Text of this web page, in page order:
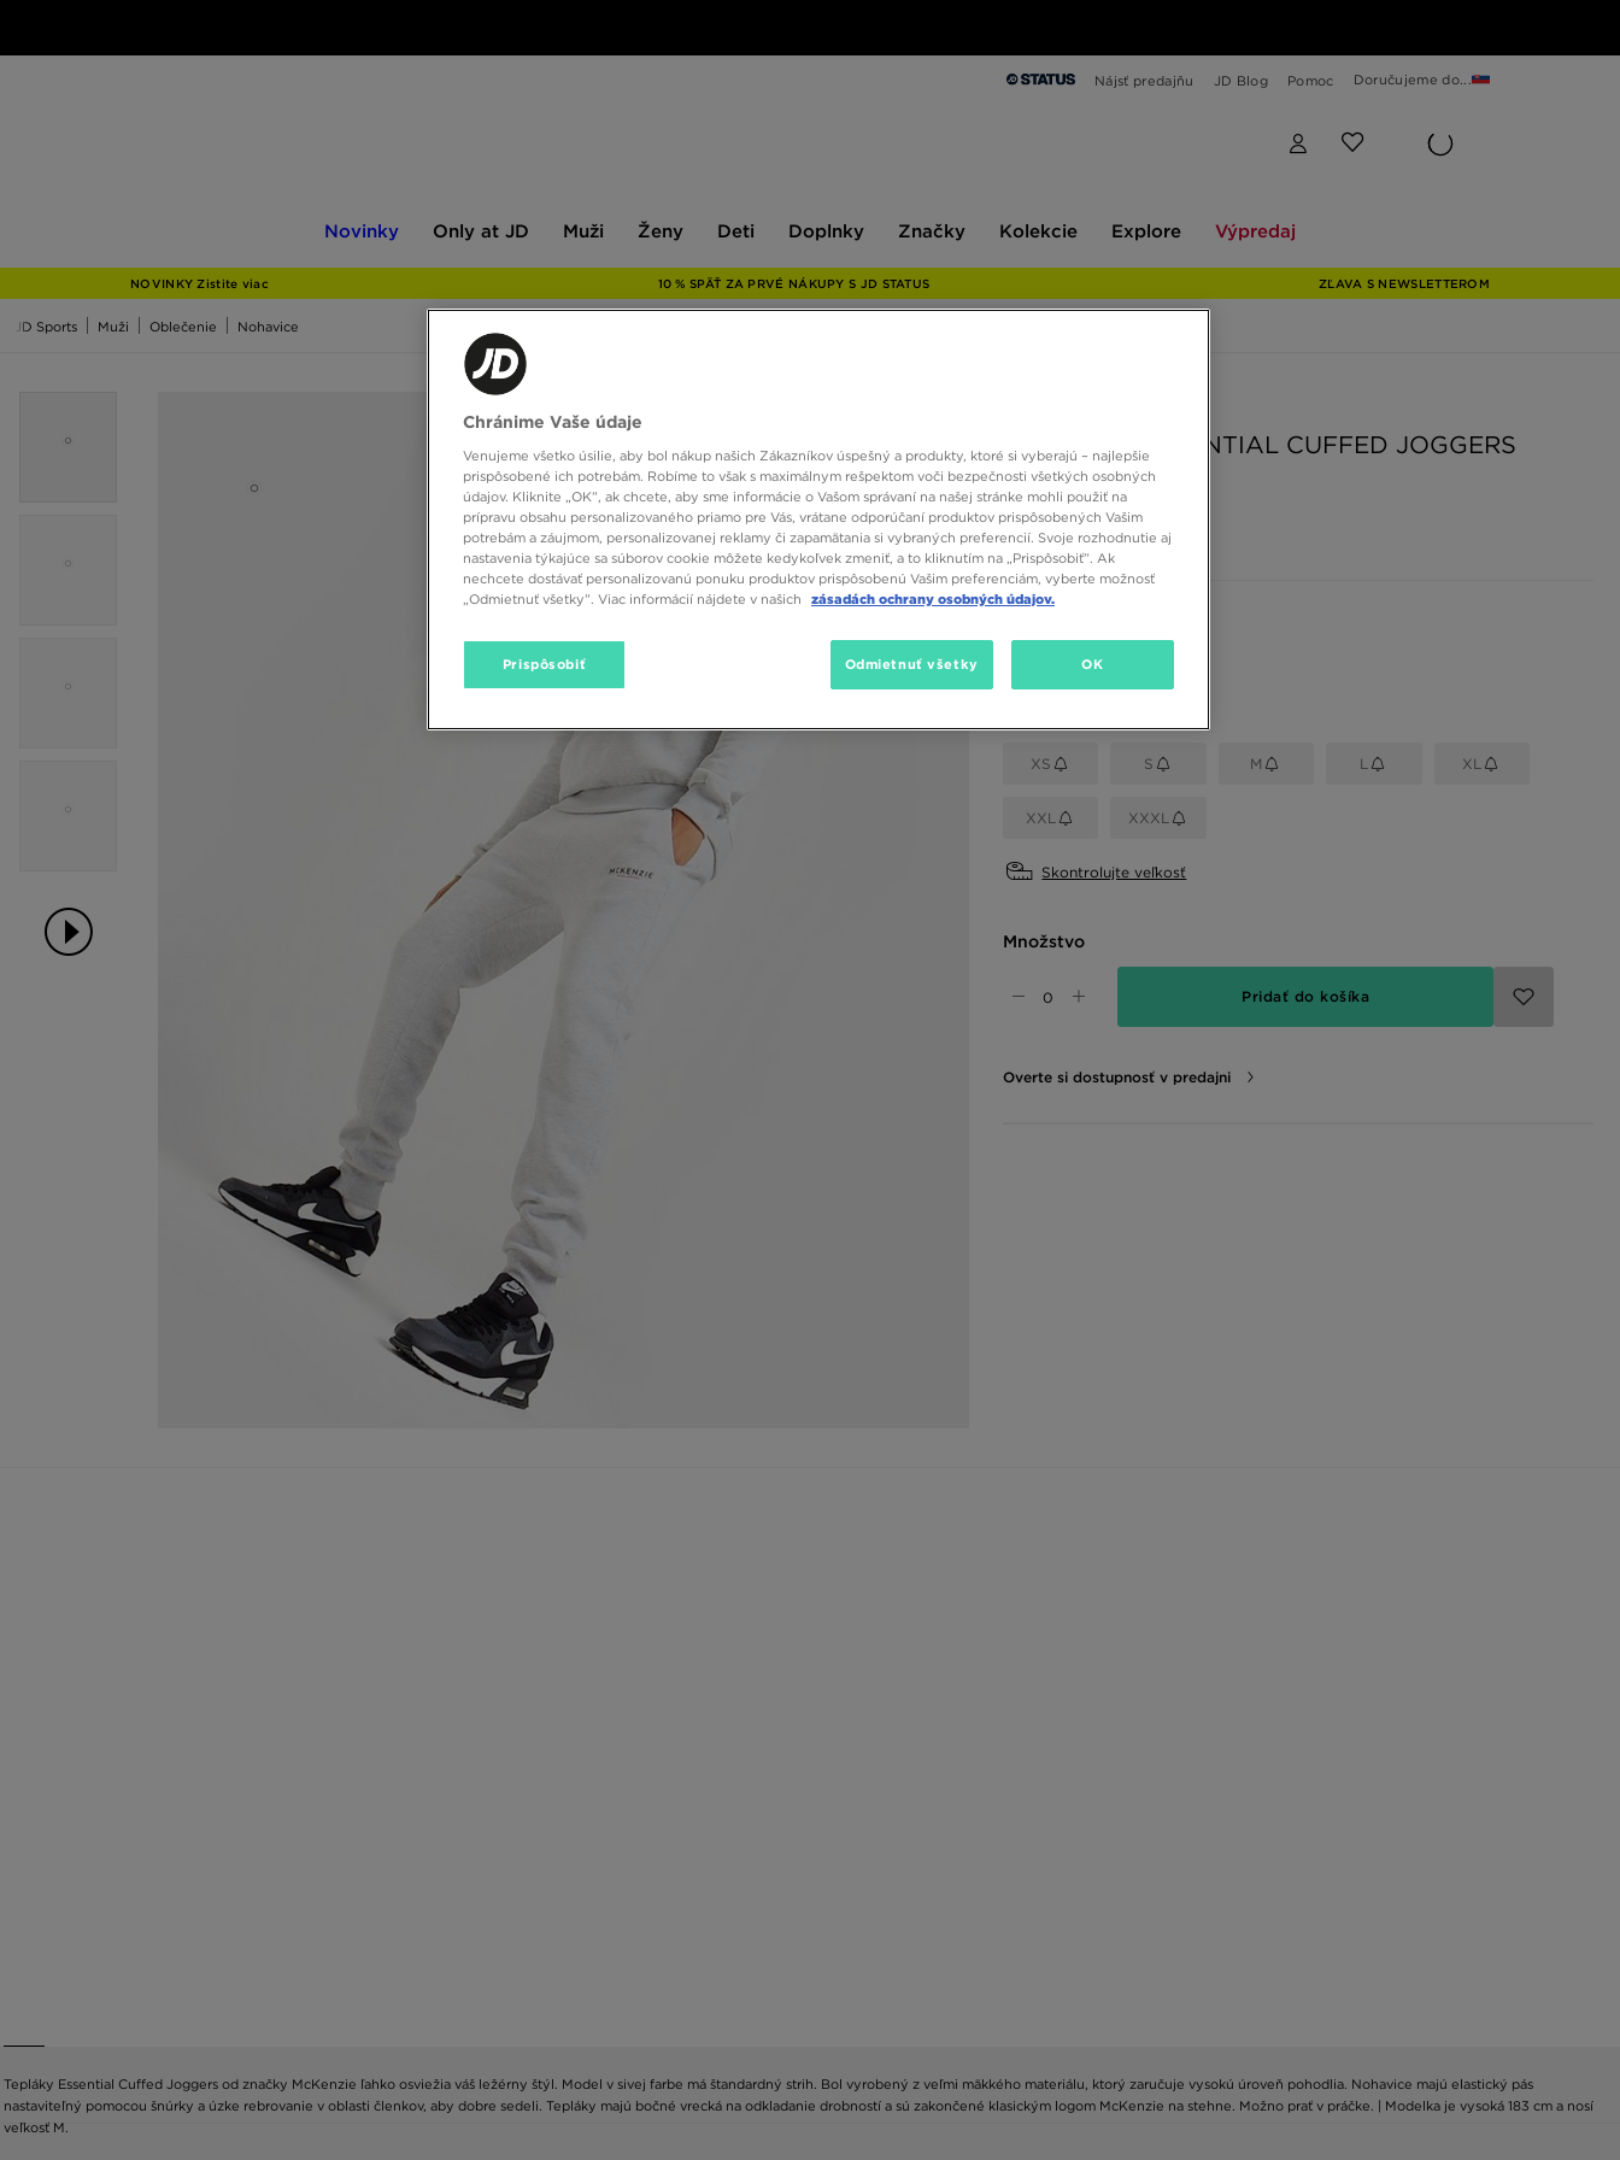
Nájsť predajňu JD Blog Pomoc Doručujeme do...
Novinky
JD
Only at JD Muži Ženy Deti Doplnky Značky Kolekcie Explore Výpredaj
NOVINKY Zistite viac 10 % SPÄŤ ZA PRVÉ NÁKUPY S JD STATUS ZĽAVA S NEWSLETTEROM
JD Sports Muži Oblečenie Nohavice
MCKENZIE ESSENTIAL CUFFED JOGGERS
23,00 €
XS S M L XL
XXL XXXL
Skontrolujte veľkosť
Množstvo
Pridať do košíka
Overte si dostupnosť v predajni
Tepláky Essential Cuffed Joggers od značky McKenzie ľahko osviežia váš ležérny štýl. Model v sivej farbe má štandardný strih. Bol vyrobený z veľmi mäkkého materiálu, ktorý zaručuje vysokú úroveň pohodlia. Nohavice majú elastický pás
nastaviteľný pomocou šnúrky a úzke rebrovanie v oblasti členkov, aby dobre sedeli. Tepláky majú bočné vrecká na odkladanie drobností a sú zakončené klasickým logom McKenzie na stehne. Možno prať v práčke. | Modelka je vysoká 183 cm a nosí
veľkosť M.
Chránime Vaše údaje
Venujeme všetko úsilie, aby bol nákup našich Zákazníkov úspešný a produkty, ktoré si vyberajú – najlepšie
prispôsobené ich potrebám. Robíme to však s maximálnym rešpektom voči bezpečnosti všetkých osobných
údajov. Kliknite „OK”, ak chcete, aby sme informácie o Vašom správaní na našej stránke mohli použiť na
prípravu obsahu personalizovaného priamo pre Vás, vrátane odporúčaní produktov prispôsobených Vašim
potrebám a záujmom, personalizovanej reklamy či zapamätania si vybraných preferencií. Svoje rozhodnutie aj
nastavenia týkajúce sa súborov cookie môžete kedykoľvek zmeniť, a to kliknutím na „Prispôsobiť”. Ak
nechcete dostávať personalizovanú ponuku produktov prispôsobenú Vašim preferenciám, vyberte možnosť
„Odmietnuť všetky”. Viac informácií nájdete v našich
zásadách ochrany osobných údajov.
Prispôsobiť Odmietnuť všetky OK